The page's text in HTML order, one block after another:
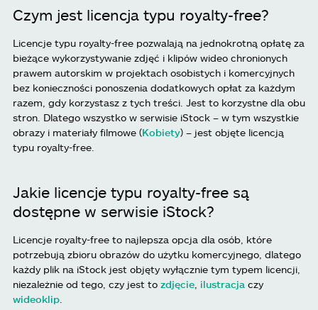
Czym jest licencja typu royalty-free?
Licencje typu royalty-free pozwalają na jednokrotną opłatę za
bieżące wykorzystywanie zdjęć i klipów wideo chronionych
prawem autorskim w projektach osobistych i komercyjnych
bez konieczności ponoszenia dodatkowych opłat za każdym
razem, gdy korzystasz z tych treści. Jest to korzystne dla obu
stron. Dlatego wszystko w serwisie iStock – w tym wszystkie
obrazy i materiały filmowe (Kobiety) – jest objęte licencją
typu royalty-free.
Jakie licencje typu royalty-free są
dostępne w serwisie iStock?
Licencje royalty-free to najlepsza opcja dla osób, które
potrzebują zbioru obrazów do użytku komercyjnego, dlatego
każdy plik na iStock jest objęty wyłącznie tym typem licencji,
niezależnie od tego, czy jest to zdjęcie ilustracja czy
wideoklip